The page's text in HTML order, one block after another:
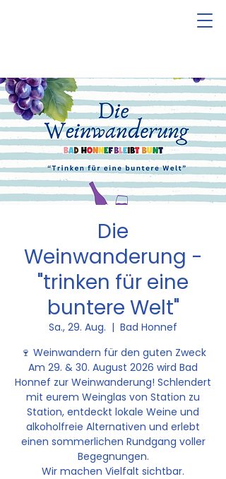
Die
Weinwanderung -
"trinken für eine
buntere Welt"
Sa., 29. Aug.
  |
Bad Honnef
🍷 Weinwandern für den guten Zweck
Am 29. & 30. August 2026 wird Bad
Honnef zur Weinwanderung! Schlendert
mit eurem Weinglas von Station zu
Station, entdeckt lokale Weine und
alkoholfreie Alternativen und erlebt
einen sommerlichen Rundgang voller
Begegnungen.
Wir machen Vielfalt sichtbar.